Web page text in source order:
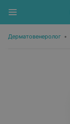
Дерматовенеролог •